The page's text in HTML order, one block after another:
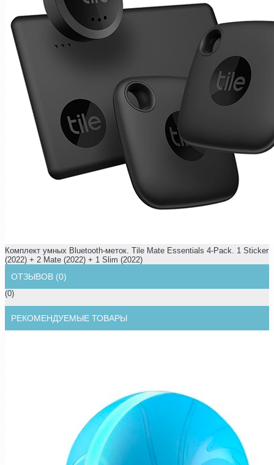
Комплект умных Bluetooth-меток. Tile Mate Essentials 4-Pack. 1 Sticker
(2022) + 2 Mate (2022) + 1 Slim (2022)
ОТЗЫВОВ (0)
(0)
РЕКОМЕНДУЕМЫЕ ТОВАРЫ